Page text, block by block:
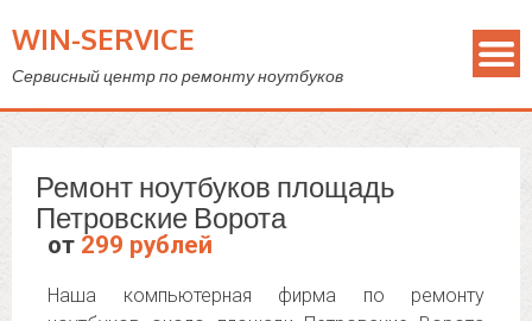
WIN-SERVICE
Сервисный центр по ремонту ноутбуков
Ремонт ноутбуков площадь
Петровские Ворота
от 299 рублей
Наша компьютерная фирма по ремонту